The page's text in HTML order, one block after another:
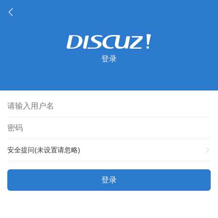
登录
安全提问(未设置请忽略)
登录